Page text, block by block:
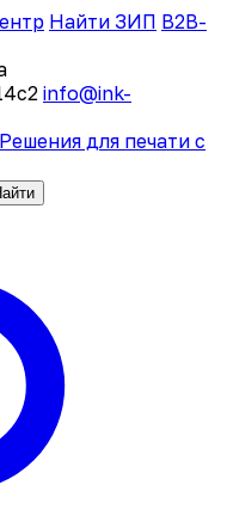
Найти ЗИП B2B-
info@ink-
Решения для печати с